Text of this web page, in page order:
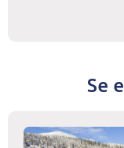
Se